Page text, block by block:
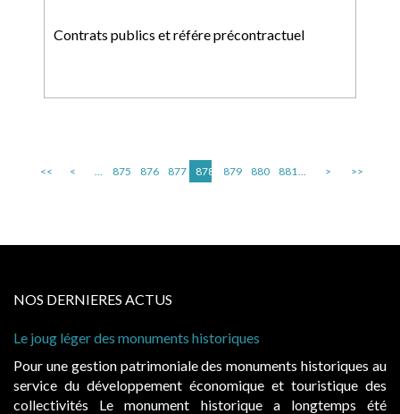
Contrats publics et référe précontractuel
<< < ... 875 876 877 878 879 880 881... > >>
NOS DERNIERES ACTUS
Le joug léger des monuments historiques
Pour une gestion patrimoniale des monuments historiques au
service du développement économique et touristique des
collectivités Le monument historique a longtemps été